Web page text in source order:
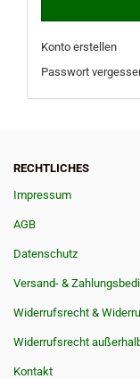
Konto erstellen
Passwort
RECHTLICHES
Impressum
AGB
Datenschutz
Versand- &
Widerrufsrecht &
Widerrufsrecht
Kontakt